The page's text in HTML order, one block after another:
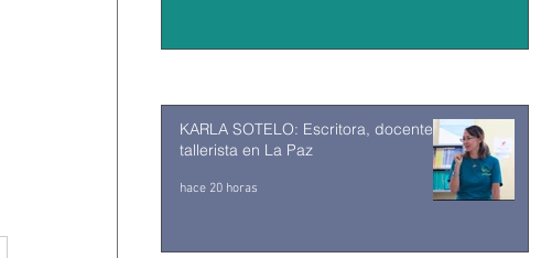
KARLA SOTELO: Escritora, docente y
tallerista en La Paz
hace 20 horas